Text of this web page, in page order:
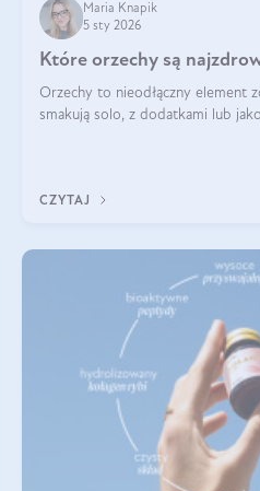
Maria Knapik
5 sty 2026
Które orzechy są
Orzechy to nieodłączny element
smakują solo, z dodatkami lub
CZYTAJ